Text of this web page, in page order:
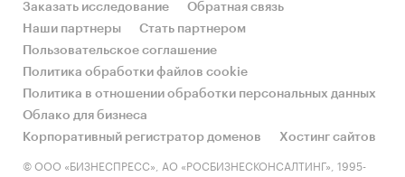
Заказать исследование
Обратная связь
Наши партнеры
Стать партнером
Пользовательское соглашение
Политика обработки файлов cookie
Политика в отношении обработки персональных данных
Облако для бизнеса
Корпоративный регистратор доменов
Хостинг сайтов
© ООО «БИЗНЕСПРЕСС», АО «РОСБИЗНЕСКОНСАЛТИНГ», 1995-